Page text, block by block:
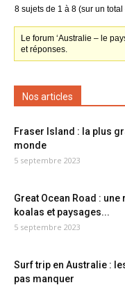
8 sujets de 1 à 8 (sur un total
Le forum ‘Australie – le
et réponses.
Nos articles
Fraser Island : la plus
monde
5 septembre 2023
Great Ocean Road :
koalas et paysages...
5 septembre 2023
Surf trip en Australie :
pas manquer